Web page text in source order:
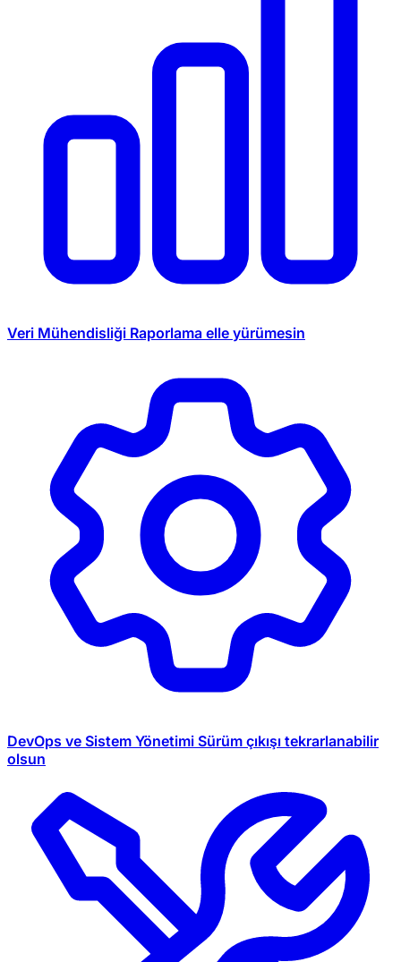
Veri Mühendisliği Raporlama elle yürümesin
DevOps ve Sistem Yönetimi Sürüm çıkışı tekrarlanabilir
olsun